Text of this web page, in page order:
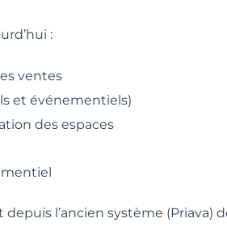
:
ventes
et événementiels)
des espaces
l’ancien système (Priava)